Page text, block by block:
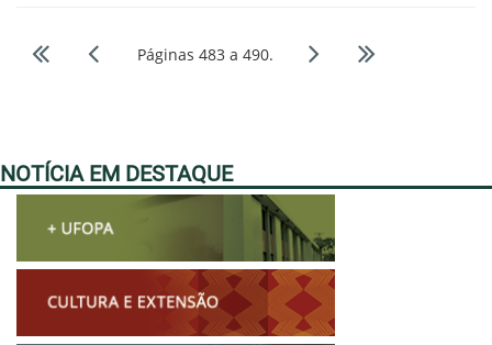
Páginas 483 a 490.
NOTÍCIA EM DESTAQUE